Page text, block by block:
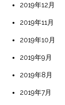
2019年12月
2019年11月
2019年10月
2019年9月
2019年8月
2019年7月